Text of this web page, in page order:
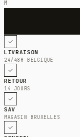
M
LIVRAISON
24/48H BELGIQUE
RETOUR
14 JOURS
SAV
MAGASIN BRUXELLES